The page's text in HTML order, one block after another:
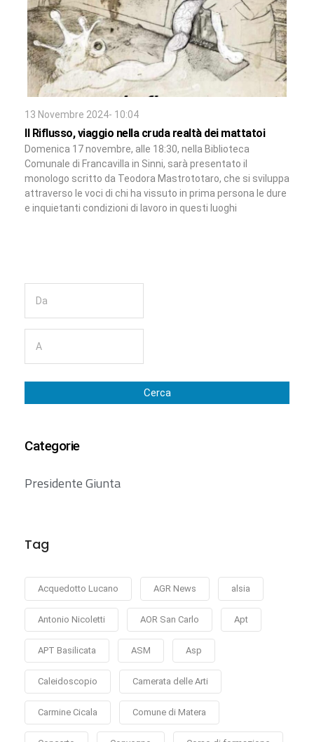
13 Novembre 2024- 10:04
Il Riflusso, viaggio nella cruda realtà dei mattatoi
Domenica 17 novembre, alle 18:30, nella Biblioteca
Comunale di Francavilla in Sinni, sarà presentato il
monologo scritto da Teodora Mastrototaro, che si sviluppa
attraverso le voci di chi ha vissuto in prima persona le dure
e inquietanti condizioni di lavoro in questi luoghi
Cerca
Categorie
Presidente Giunta
Tag
Acquedotto Lucano AGR News alsia
Antonio Nicoletti AOR San Carlo Apt
APT Basilicata ASM Asp
Caleidoscopio Camerata delle Arti
Carmine Cicala Comune di Matera